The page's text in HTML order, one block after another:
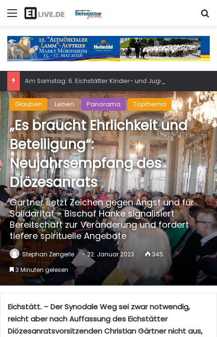
Menü
Startseite / Glauben
Glauben Leben Panorama Topthema
„Es braucht Ehrlichkeit und
Beteiligung“:
Neujahrsempfang des
Diözesanrats
Gärtner setzt Zeichen gegen Angst und für
Solidarität – Bischof Hanke signalisiert
Bereitschaft zur Veränderung und fordert
tiefere spirituelle Angebote
Stephan Zengerle 22. Januar 2023
345
3 Minuten gelesen
Eichstätt. – Der Synodale Weg sei zwar notwendig,
reicht aber nach Auffassung des Eichstätter
Diözesanratsvorsitzenden Christian Gärtner nicht aus,